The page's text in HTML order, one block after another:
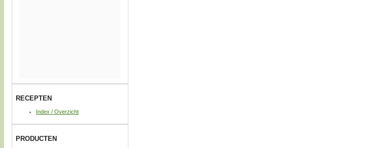
RECEPTEN
Index / Overzicht
PRODUCTEN